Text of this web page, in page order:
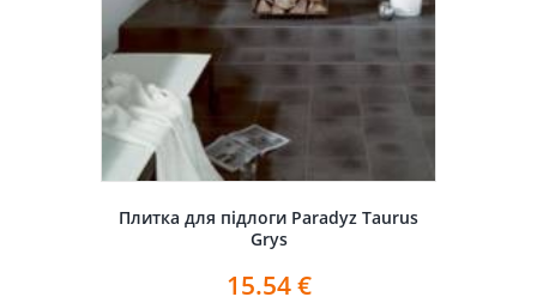
Плитка для підлоги Paradyz Taurus
Grys
15.54€